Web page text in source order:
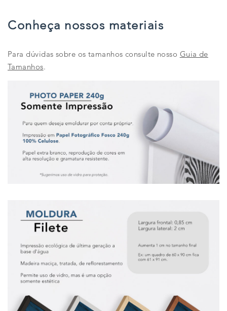
Conheça nossos materiais
Para dúvidas sobre os tamanhos consulte nosso Guia de
Tamanhos.